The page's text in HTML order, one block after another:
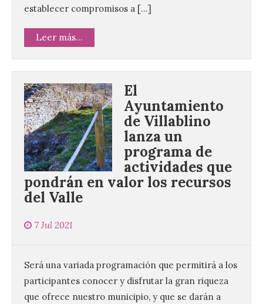
establecer compromisos a […]
Leer más...
El
Ayuntamiento
de Villablino
lanza un
programa de
actividades que
pondrán en valor los recursos
del Valle
7 Jul 2021
Será una variada programación que permitirá a los
participantes conocer y disfrutar la gran riqueza
que ofrece nuestro municipio, y que se darán a